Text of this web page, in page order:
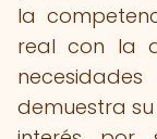
la
real con la
demuestra